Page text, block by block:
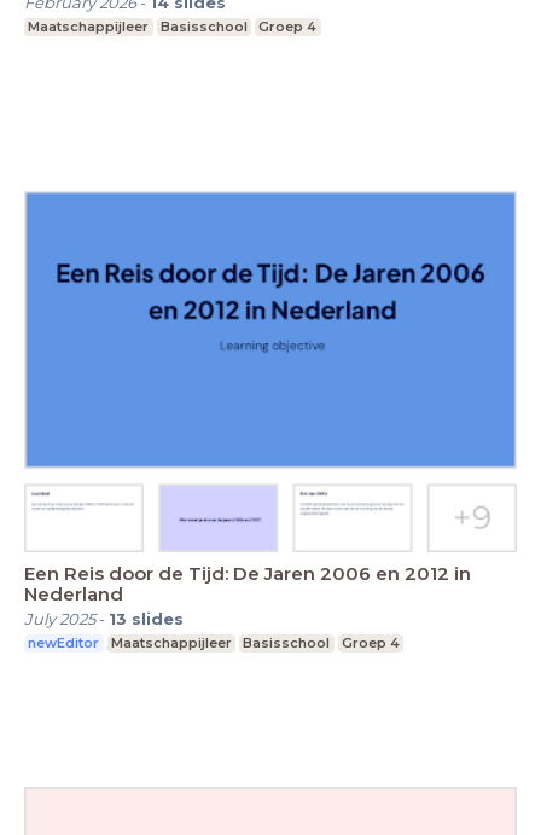
Maatschappijleer Basisschool Groep 4
Een Reis door de Tijd: De Jaren 2006 en 2012 in
Nederland
July 2025- 13 slides
newEditor Maatschappijleer Basisschool Groep 4